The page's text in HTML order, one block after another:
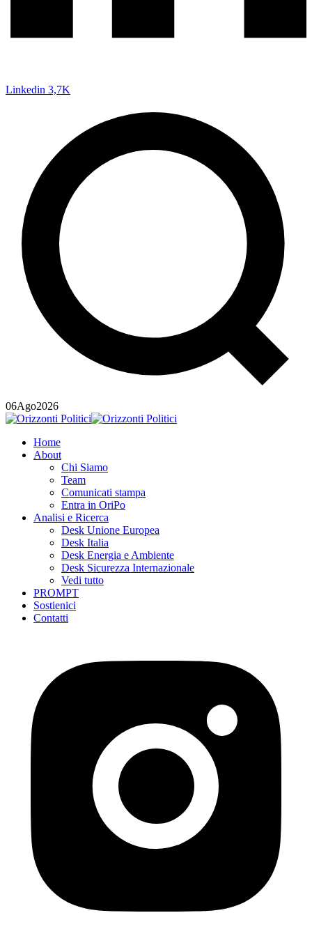
Linkedin 3,7K
06Ago2026
Home
About
Chi Siamo
Team
Comunicati stampa
Entra in OriPo
Analisi e Ricerca
Desk Unione Europea
Desk Italia
Desk Energia e Ambiente
Desk Sicurezza Internazionale
Vedi tutto
PROMPT
Sostienici
Contatti